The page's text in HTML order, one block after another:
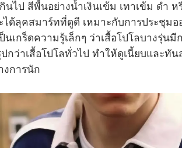
นไป สีพื้นอย่างน้ำเงินเข้ม เทาเข้ม ดำ
ด้ลุคสมาร์ทที่ดูดี เหมาะกับการประชุม
เกร็ดความรู้เล็กๆ ว่าเสื้อโปโลบางรุ่นมีก
รูปกว่าเสื้อโปโลทั่วไป ทำให้ดูเนี้ยบและ
งการนัก